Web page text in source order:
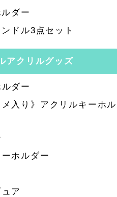
ダー
ドル3点セット
アクリルグッズ
ダー
メ入り》アクリルキーホル
ホルダー
ア